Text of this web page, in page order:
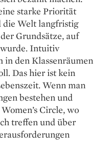
starke Priorität
die Welt langfristig
Grundsätze, auf
wurde. Intuitiv
in den Klassenräumen
Das hier ist kein
Wenn man
bestehen und
Circle, wo
treffen und über